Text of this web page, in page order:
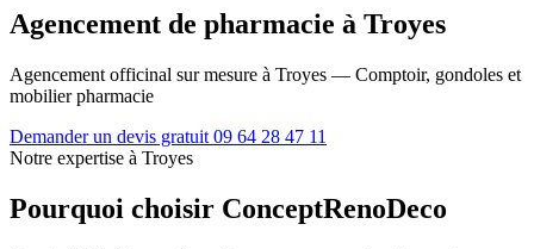
Agencement de pharmacie à Troyes
Agencement officinal sur mesure à Troyes — Comptoir, gondoles et
mobilier pharmacie
Demander un devis gratuit 09 64 28 47 11
Notre expertise à Troyes
Pourquoi choisir ConceptRenoDeco